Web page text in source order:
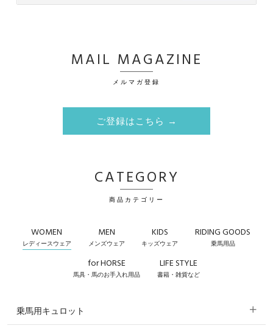
MAIL MAGAZINE
メルマガ登録
ご登録はこちら →
CATEGORY
商品カテゴリー
WOMEN
レディースウェア
MEN
メンズウェア
KIDS
キッズウェア
RIDING GOODS
乗馬用品
for HORSE
馬具・馬のお手入れ用品
LIFE STYLE
書籍・雑貨など
乗馬用キュロット